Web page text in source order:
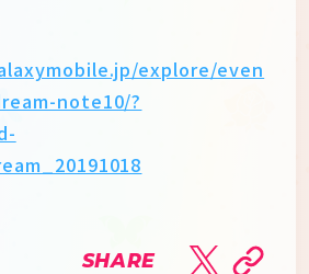
explore/even
note10/?
SHARE